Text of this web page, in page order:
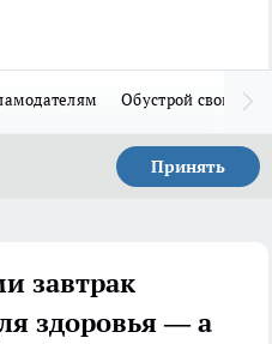
Обустрой свой дом
Принять
завтрак
здоровья — а